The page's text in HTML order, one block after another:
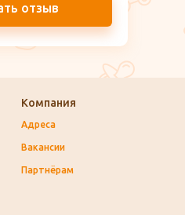
отзыв
Компания
Адреса
Вакансии
Партнёрам